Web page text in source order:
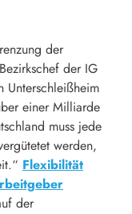
der
der IG
Unterschleißheim
einer Milliarde
muss jede
werden,
Flexibilität
der